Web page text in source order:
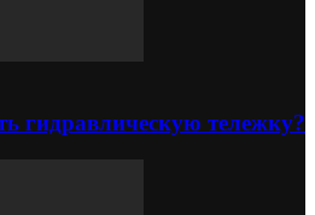
гидравлическую тележку?